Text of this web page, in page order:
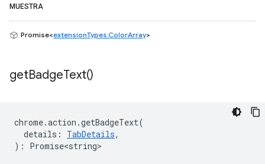
MUESTRA
Promise<extensionTypes.ColorArray>
getBadgeText()
chrome.action .getBadgeText(
details : TabDetails,
) : Promise<string>